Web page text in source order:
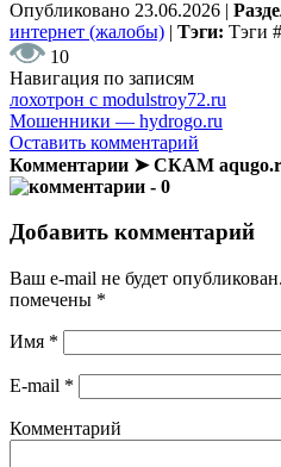
Опубликовано 23.06.2026 |
интернет (жалобы) | Тэги: Тэги #
10
Навигация по записям
лохотрон с modulstroy72.ru
Мошенники — hydrogo.ru
Оставить комментарий
Комментарии ➤ СКАМ
- 0
Добавить комментарий
Ваш e-mail не будет опубликован.
помечены *
Имя *
E-mail *
Комментарий